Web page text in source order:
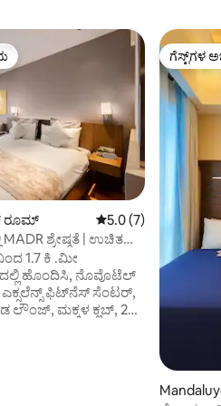
ರೂಮ್ 5 ರಲ್ಲಿ 5.0 ಸರಾಸರಿ
5.0 (7)
ಶ್ರೇಷ್ಠತೆ | ಉಚಿತ
1.7 ಕಿ .ಮೀ
ಹೊಂದಿಸಿ, ನೊವೊಟೆಲ್
ಎಕ್ಸಲೆನ್ಸ್ ಫಿಟ್‌ನೆಸ್ ಸೆಂಟರ್,
ಲೌಂಜ್, ಮಕ್ಕಳ ಕ್ಲಬ್, 24-
ಗೆಸ್ಟ್‌ಗಳ
ಗೆಸ್ಟ್‌ಗಳ